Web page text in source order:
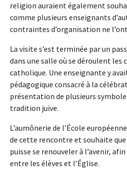
religion auraient également
comme plusieurs enseignants
contraintes d’organisation ne
La visite s’est terminée par un
dans une salle où se déroulent les
catholique. Une enseignante y
pédagogique consacré à la
présentation de plusieurs
tradition juive.
L’aumônerie de l’École
de cette rencontre et souhaite que
puisse se renouveler à l’avenir,
entre les élèves et l’Église.